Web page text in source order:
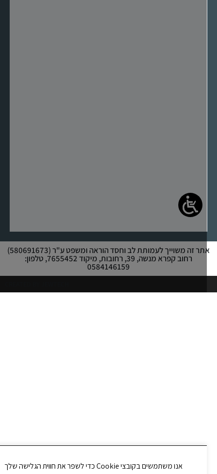
אתר זה משוייך לעמותת לב וחסד הוראה ומשפט ע"ר (580691673)
רחוב קפרא מנשה, 39, רחובות, מיקוד 7655452, טלפון:
0584146159
אנו משתמשים בקובצי Cookie כדי לשפר את חווית הגלישה שלך